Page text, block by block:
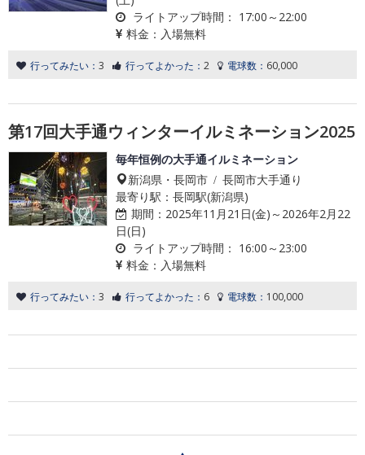
ライトアップ時間： 17:00～22:00
料金： 入場無料
行ってみたい： 3 行ってよかった： 2 電球数： 60,000
第17回大手通ウィンターイルミネーション2025
毎年恒例の大手通イルミネーション
新潟県・長岡市 / 長岡市大手通り
最寄り駅：長岡駅(新潟県)
期間： 2025年11月21日(金)～2026年2月22
日(日)
ライトアップ時間： 16:00～23:00
料金： 入場無料
行ってみたい： 3 行ってよかった： 6 電球数： 100,000